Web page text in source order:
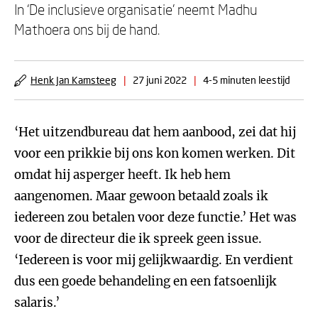
In ‘De inclusieve organisatie’ neemt Madhu
Mathoera ons bij de hand.
Henk Jan Kamsteeg | 27 juni 2022 | 4-5 minuten leestijd
‘Het uitzendbureau dat hem aanbood, zei dat hij
voor een prikkie bij ons kon komen werken. Dit
omdat hij asperger heeft. Ik heb hem
aangenomen. Maar gewoon betaald zoals ik
iedereen zou betalen voor deze functie.’ Het was
voor de directeur die ik spreek geen issue.
‘Iedereen is voor mij gelijkwaardig. En verdient
dus een goede behandeling en een fatsoenlijk
salaris.’